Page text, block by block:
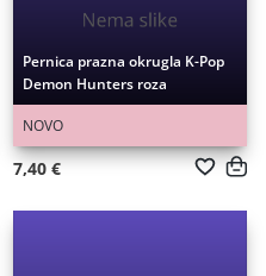
Pernica prazna okrugla K-Pop
Demon Hunters roza
NOVO
7,40 €